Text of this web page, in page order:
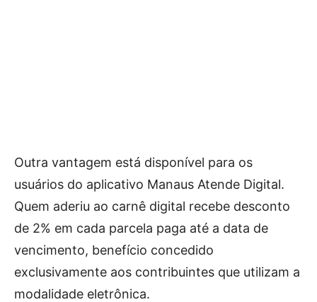
Outra vantagem está disponível para os
usuários do aplicativo Manaus Atende Digital.
Quem aderiu ao carnê digital recebe desconto
de 2% em cada parcela paga até a data de
vencimento, benefício concedido
exclusivamente aos contribuintes que utilizam a
modalidade eletrônica.